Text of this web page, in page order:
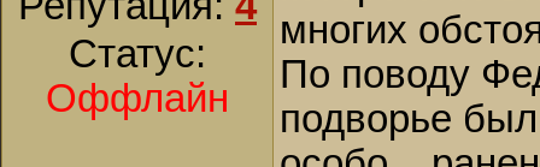
Статус:
Оффлайн
многих
По поводу
подворье